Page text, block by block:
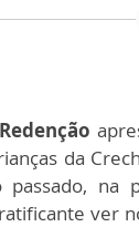
da
na
ver